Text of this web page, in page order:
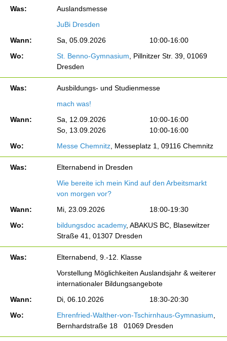
Sa, 05.09.2026 10:00-16:00
Auslandsmesse
JuBi Dresden
St. Benno-Gymnasium , Pillnitzer Str. 39, 01069
Dresden
Was:
Wann:
Wo:
Sa, 12.09.2026
So, 13.09.2026
10:00-16:00
10:00-16:00
Ausbildungs- und Studienmesse
mach was!
Messe Chemnitz, Messeplatz 1, 09116 Chemnitz
Was:
Wann:
Wo:
Mi, 23.09.2026 18:00-19:30
Elternabend in Dresden
Wie bereite ich mein Kind auf den Arbeitsmarkt
von morgen vor?
bildungsdoc academy, ABAKUS BC, Blasewitzer
Straße 41, 01307 Dresden
Was:
Wann:
Wo:
Di, 06.10.2026 18:30-20:30
Elternabend, 9.-12. Klasse
Vorstellung Möglichkeiten Auslandsjahr & weiterer
internationaler Bildungsangebote
Ehrenfried-Walther-von-Tschirnhaus-Gymnasium
Bernhardstraße 18 01069 Dresden
Was:
Wann:
Wo: